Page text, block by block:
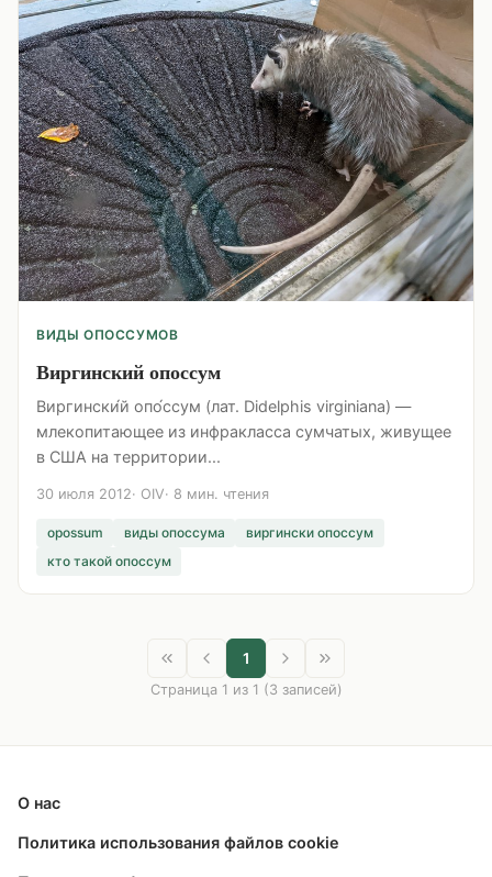
ВИДЫ ОПОССУМОВ
Виргинский опоссум
Виргински́й опо́ссум (лат. Didelphis virginiana) —
млекопитающее из инфракласса сумчатых, живущее
в США на территории...
30 июля 2012 OIV 8 мин. чтения
opossum виды опоссума
виргински опоссум
кто такой опоссум
1
Страница 1 из 1 (3 записей)
О нас
Политика использования файлов cookie